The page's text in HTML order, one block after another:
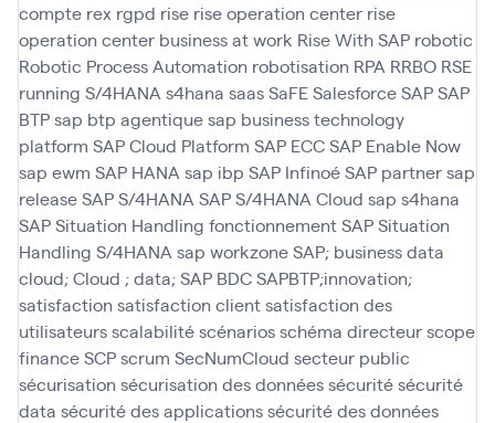
compte rex rgpd rise rise operation center rise
operation center business at work Rise With SAP robotic
Robotic Process Automation robotisation RPA RRBO RSE
running S/4HANA s4hana saasSaFESalesforceSAPSAP
BTPsap btp agentiquesap business technology
platform SAP Cloud Platform SAP ECCSAP Enable Now
sap ewm SAP HANA sap ibp SAP InfinoéSAP partnersap
releaseSAP S/4HANA SAP S/4HANA Cloud sap s4hana
SAP Situation Handling fonctionnementSAP Situation
Handling S/4HANA sap workzoneSAP; business data
cloud; Cloud ; data; SAP BDCSAPBTP;innovation;
satisfaction satisfaction clientsatisfaction des
utilisateursscalabilitéscénariosschéma directeurscope
financeSCPscrum SecNumCloud secteur public
sécurisation sécurisation des donnéessécuritésécurité
data sécurité des applicationssécurité des données